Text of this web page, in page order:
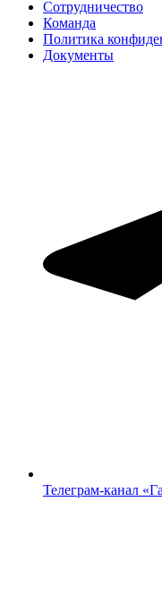
Сотрудничество
Команда
Политика
Документы
Телеграм-канал